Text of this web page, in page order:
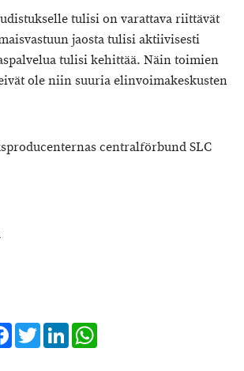
tulisi on varattava riittävät
jaosta tulisi aktiivisesti
tulisi kehittää. Näin toimien
ole niin suuria elinvoimakeskusten
centralförbund SLC
Facebook
TwitterLinkedIn